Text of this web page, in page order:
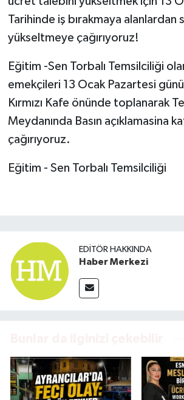
Tarihinde iş bırakmaya alanlardan
yükseltmeye çağırıyoruz!
Eğitim -Sen Torbalı Temsilciliği
emekçileri 13 Ocak Pazartesi
Kırmızı Kafe önünde toplanarak
Meydanında Basın açıklamasina
çağırıyoruz.
Eğitim - Sen Torbalı Temsilciliği
EDITÖR HAKKINDA
Haber Merkezi